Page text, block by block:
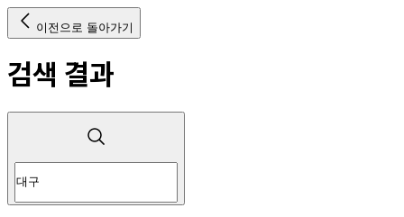
이전으로 돌아가기
검색 결과